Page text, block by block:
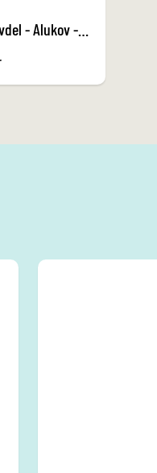
Reservdel - Alukov - Mittkåpa 10 Antracit